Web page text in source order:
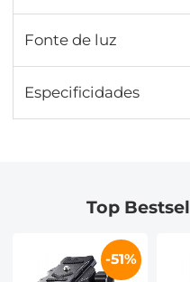
Fonte de luz
Especificidades
Top
-51%